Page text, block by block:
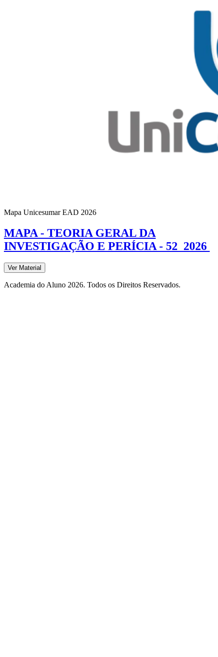
Mapa Unicesumar EAD 2026
MAPA - TEORIA GERAL DA
INVESTIGAÇÃO E PERÍCIA - 52_2026
Ver Material
Academia do Aluno 2026. Todos os Direitos Reservados.